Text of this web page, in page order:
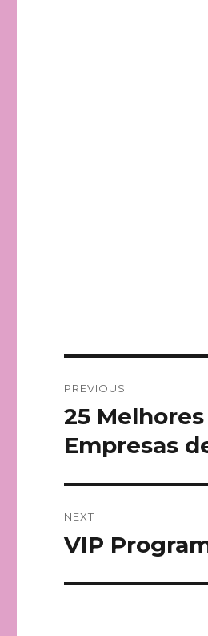
navigation
PREVIOUS
Previous
post:
25
Empresas
NEXT
Next
VIP